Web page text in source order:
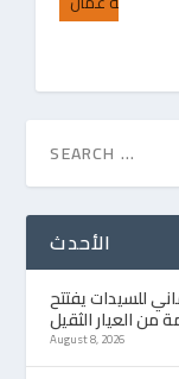
الأحدث
للسيدات يفتتح
من العيار الثقيل
August 8, 2026